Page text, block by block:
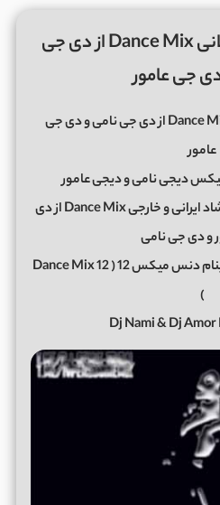
دانلود ریمیکس طولانی Dance Mix از دی جی
جی عامور
طولانی Dance Mix از دی جی نامی و دی جی
عامور
دیجی نامی و دیجی عامور
دانلود ریمیکس آهنگ های شاد ایرانی و خارجی Dance Mix از دی
و دی جی نامی
آهنگهای شاد خارجی و ایرانی بنام دنس میکس 12 ( Dance Mix 12
)
Dj Nami & Dj